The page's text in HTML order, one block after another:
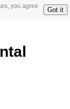
you agree
Got it